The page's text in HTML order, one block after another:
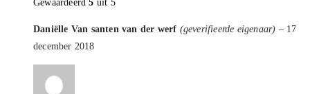
Gewaardeerd5 uit 5
Daniëlle Van santen van der werf (geverifieerde eigenaar) – 17
december 2018